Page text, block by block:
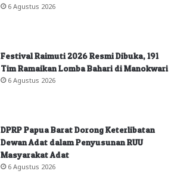
6 Agustus 2026
Festival Raimuti 2026 Resmi Dibuka, 191
Tim Ramaikan Lomba Bahari di Manokwari
6 Agustus 2026
DPRP Papua Barat Dorong Keterlibatan
Dewan Adat dalam Penyusunan RUU
Masyarakat Adat
6 Agustus 2026